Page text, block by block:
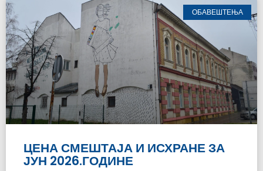
ОБАВЕШТЕЊА
ЦЕНА СМЕШТАЈА И ИСХРАНЕ ЗА
ЈУН 2026.ГОДИНЕ